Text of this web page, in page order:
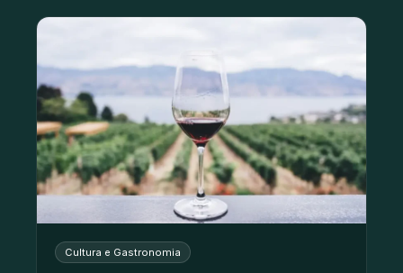
Cultura e Gastronomia